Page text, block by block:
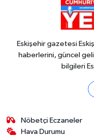
Eskişehir gazetesi
haberlerini, güncel
bilgileri
Nöbetçi Eczaneler
Hava Durumu